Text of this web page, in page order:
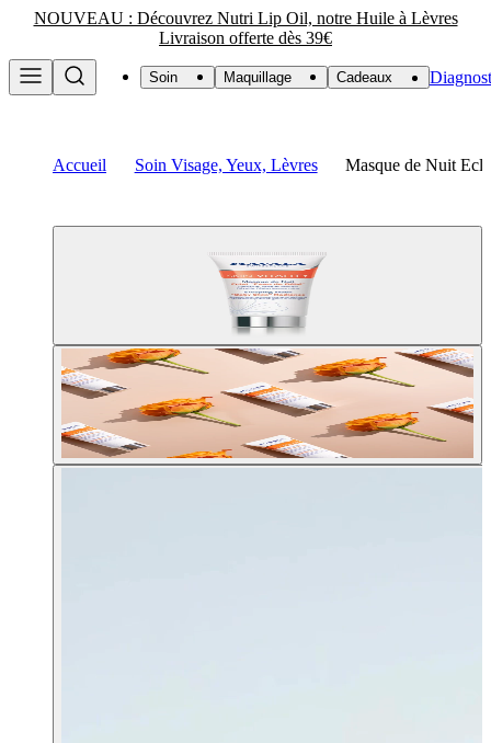
NOUVEAU : Découvrez Nutri Lip Oil, notre Huile à Lèvres
Livraison offerte dès 39€
Soin Maquillage Cadeaux
Accueil Soin Visage, Yeux, Lèvres Masque de Nuit